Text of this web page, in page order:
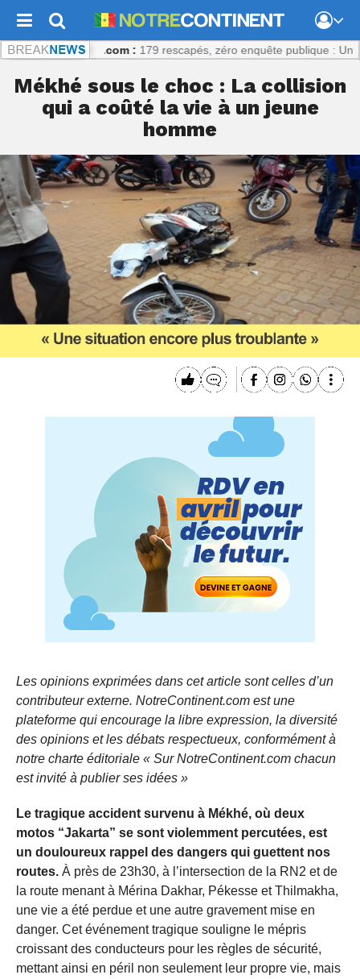
: 179 rescapés, zéro enquête publique : Un échec
Mékhé sous le choc : La collision
qui a coûté la vie à un jeune
homme
Les opinions exprimées dans cet article sont celles d’un
contributeur externe. NotreContinent.com est une
plateforme qui encourage la libre expression, la diversité
des opinions et les débats respectueux, conformément à
notre charte éditoriale « Sur NotreContinent.com chacun
est invité à publier ses idées »
Le tragique accident survenu à Mékhé, où deux
motos “Jakarta” se sont violemment percutées, est
un douloureux rappel des dangers qui guettent nos
routes. À près de 23h30, à l’intersection de la RN2 et de
la route menant à Mérina Dakhar, Pékesse et Thilmakha,
une vie a été perdue et une autre gravement mise en
danger. Cet événement tragique souligne le mépris
croissant des conducteurs pour les règles de sécurité,
mettant ainsi en péril non seulement leur propre vie, mais